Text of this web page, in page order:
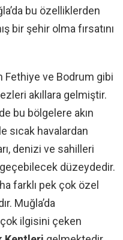
bu özelliklerden
bir şehir olma fırsatını
Fethiye ve Bodrum gibi
akıllara gelmiştir.
bu bölgelere akın
sıcak havalardan
denizi ve sahilleri
düzeydedir.
farklı pek çok özel
Muğla’da
ilgisini çeken